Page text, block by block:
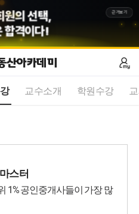
원의 선택,
합격이다!
근거보기
산아카데미
교수소개 학원수강
스터
1% 공인중개사들이 가장 많